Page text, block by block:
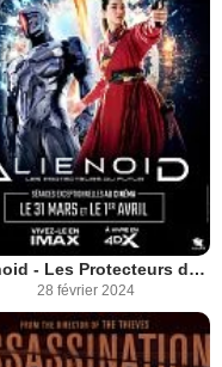
Alienoid - Les Protecteurs du futur
28 février 2024